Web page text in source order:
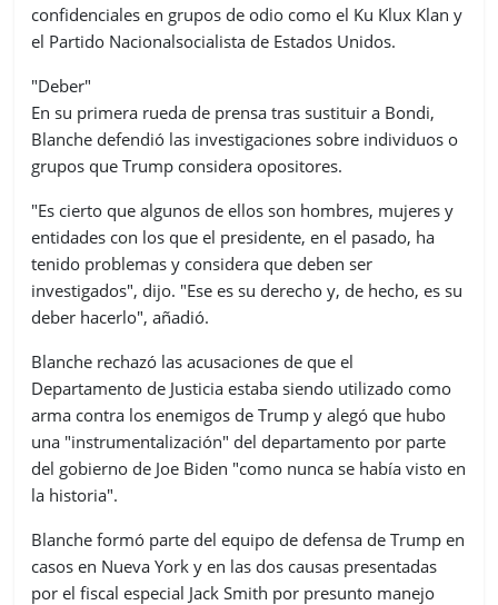
confidenciales en grupos de odio como el Ku Klux Klan y
el Partido Nacionalsocialista de Estados Unidos.
"Deber"
En su primera rueda de prensa tras sustituir a Bondi,
Blanche defendió las investigaciones sobre individuos o
grupos que Trump considera opositores.
"Es cierto que algunos de ellos son hombres, mujeres y
entidades con los que el presidente, en el pasado, ha
tenido problemas y considera que deben ser
investigados", dijo. "Ese es su derecho y, de hecho, es su
deber hacerlo", añadió.
Blanche rechazó las acusaciones de que el
Departamento de Justicia estaba siendo utilizado como
arma contra los enemigos de Trump y alegó que hubo
una "instrumentalización" del departamento por parte
del gobierno de Joe Biden "como nunca se había visto en
la historia".
Blanche formó parte del equipo de defensa de Trump en
casos en Nueva York y en las dos causas presentadas
por el fiscal especial Jack Smith por presunto manejo